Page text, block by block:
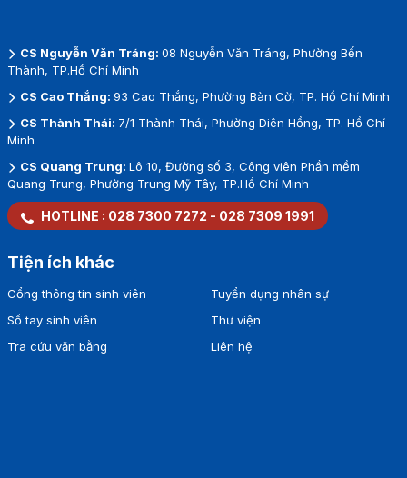
CS Nguyễn Văn Tráng: 08 Nguyễn Văn Tráng, Phường Bến
Thành, TP.Hồ Chí Minh
CS Cao Thắng: 93 Cao Thắng, Phường Bàn Cờ, TP. Hồ Chí Minh
CS Thành Thái: 7/1 Thành Thái, Phường Diên Hồng, TP. Hồ Chí
Minh
CS Quang Trung: Lô 10, Đường số 3, Công viên Phần mềm
Quang Trung, Phường Trung Mỹ Tây, TP.Hồ Chí Minh
HOTLINE : 028 7300 7272 - 028 7309 1991
Tiện ích khác
Cổng thông tin sinh viên
Sổ tay sinh viên
Tra cứu văn bằng
Tuyển dụng nhân sự
Thư viện
Liên hệ